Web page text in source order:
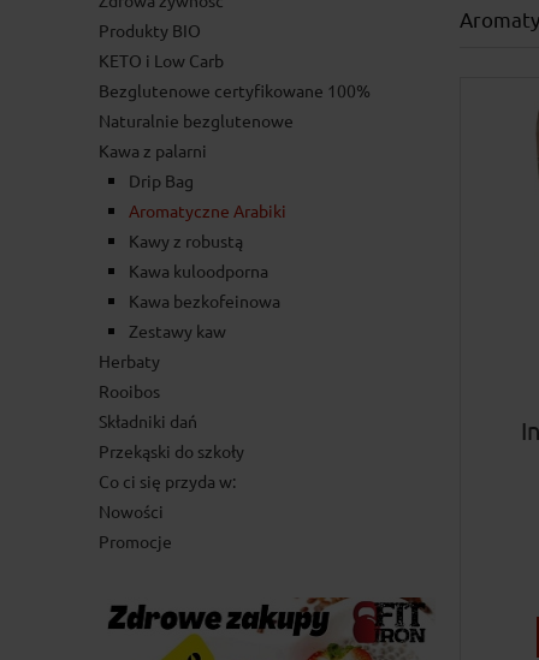
Produkty BIO
KETO i Low Carb
Bezglutenowe certyfikowane 100%
Naturalnie bezglutenowe
Kawa z palarni
Drip Bag
Aromatyczne Arabiki
Kawy z robustą
Kawa kuloodporna
Kawa bezkofeinowa
Zestawy kaw
Herbaty
Rooibos
Składniki dań
Przekąski do szkoły
Co ci się przyda w:
Nowości
Promocje